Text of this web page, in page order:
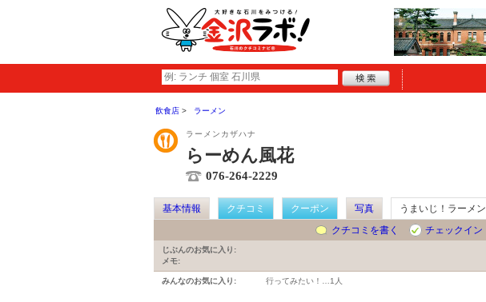
飲食店 ラーメン
ラーメンカザハナ
らーめん風花
076-264-2229
基本情報 クチコミ クーポン 写真
うまいじ！ラーメン
クチコミを書く
チェックイン
じぶんのお気に入り:
メモ:
みんなのお気に入り: 行ってみたい！… 1人